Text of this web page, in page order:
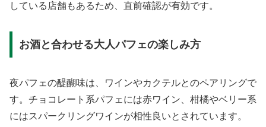
している店舗もあるため、直前確認が有効です。
お酒と合わせる大人パフェの楽しみ方
夜パフェの醍醐味は、ワインやカクテルとのペアリングで
す。チョコレート系パフェには赤ワイン、柑橘やベリー系
にはスパークリングワインが相性良いとされています。